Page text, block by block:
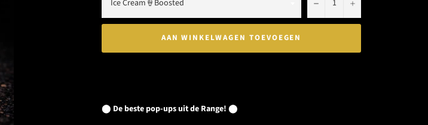
− +
AAN WINKELWAGEN TOEVOEGEN
⬤ De beste pop-ups uit de Range! ⬤